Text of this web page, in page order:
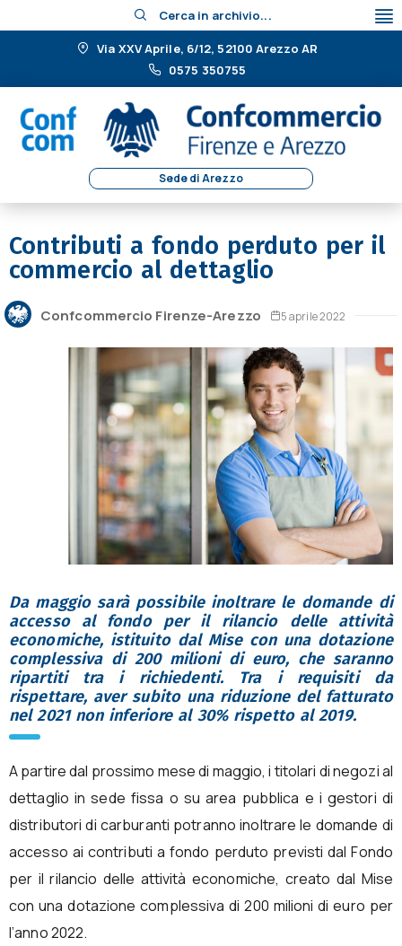
Cerca in archivio...
Via XXV Aprile, 6/12, 52100 Arezzo AR
0575 350755
Sede di Arezzo
Contributi a fondo perduto per il
commercio al dettaglio
Confcommercio Firenze-Arezzo 5 aprile 2022
Da maggio sarà possibile inoltrare le domande di
accesso al fondo per il rilancio delle attività
economiche, istituito dal Mise con una dotazione
complessiva di 200 milioni di euro, che saranno
ripartiti tra i richiedenti. Tra i requisiti da
rispettare, aver subito una riduzione del fatturato
nel 2021 non inferiore al 30% rispetto al 2019.
A partire dal prossimo mese di maggio, i titolari di negozi al
dettaglio in sede fissa o su area pubblica e i gestori di
distributori di carburanti potranno inoltrare le domande di
accesso ai contributi a fondo perduto previsti dal Fondo
per il rilancio delle attività economiche, creato dal Mise
con una dotazione complessiva di 200 milioni di euro per
l’anno 2022.